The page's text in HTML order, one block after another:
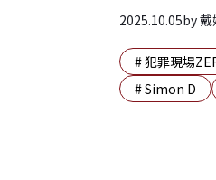
2025.10.05by戴
#犯罪現場
#Simon D